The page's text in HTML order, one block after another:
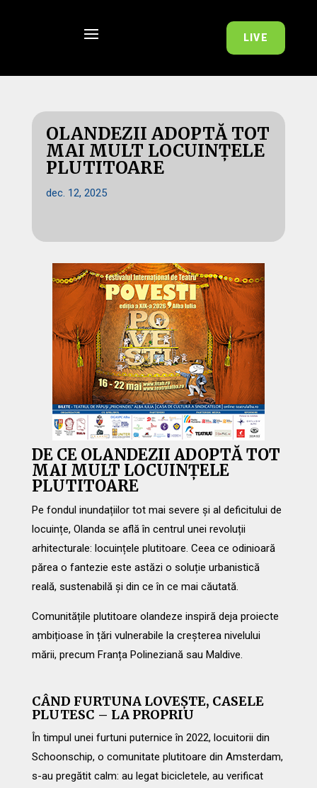
LIVE
OLANDEZII ADOPTĂ TOT
MAI MULT LOCUINȚELE
PLUTITOARE
dec. 12, 2025
DE CE OLANDEZII ADOPTĂ TOT
MAI MULT LOCUINȚELE
PLUTITOARE
Pe fondul inundațiilor tot mai severe și al deficitului de
locuințe, Olanda se află în centrul unei revoluții
arhitecturale: locuințele plutitoare. Ceea ce odinioară
părea o fantezie este astăzi o soluție urbanistică
reală, sustenabilă și din ce în ce mai căutată.
Comunitățile plutitoare olandeze inspiră deja proiecte
ambițioase în țări vulnerabile la creșterea nivelului
mării, precum Franța Polineziană sau Maldive.
CÂND FURTUNA LOVEȘTE, CASELE
PLUTESC – LA PROPRIU
În timpul unei furtuni puternice în 2022, locuitorii din
Schoonschip, o comunitate plutitoare din Amsterdam,
s-au pregătit calm: au legat bicicletele, au verificat